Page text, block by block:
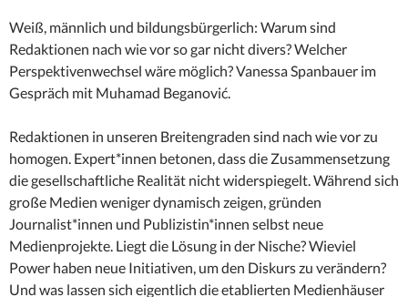
Weiß, männlich und bildungsbürgerlich: Warum sind
Redaktionen nach wie vor so gar nicht divers? Welcher
Perspektivenwechsel wäre möglich? Vanessa Spanbauer im
Gespräch mit Muhamad Beganović.
Redaktionen in unseren Breitengraden sind nach wie vor zu
homogen. Expert*innen betonen, dass die Zusammensetzung
die gesellschaftliche Realität nicht widerspiegelt. Während sich
große Medien weniger dynamisch zeigen, gründen
Journalist*innen und Publizistin*innen selbst neue
Medienprojekte. Liegt die Lösung in der Nische? Wieviel
Power haben neue Initiativen, um den Diskurs zu verändern?
Und was lassen sich eigentlich die etablierten Medienhäuser